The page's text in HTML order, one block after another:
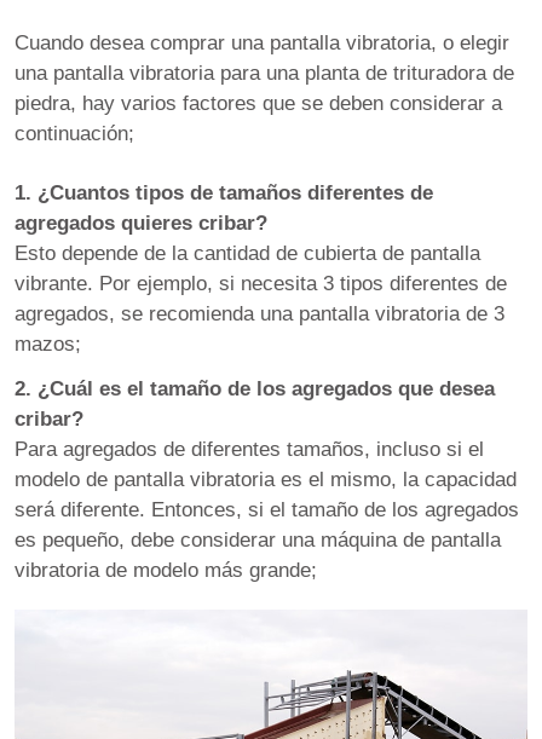
Cuando desea comprar una pantalla vibratoria, o elegir
una pantalla vibratoria para una planta de trituradora de
piedra, hay varios factores que se deben considerar a
continuación;
1. ¿Cuantos tipos de tamaños diferentes de
agregados quieres cribar?
Esto depende de la cantidad de cubierta de pantalla
vibrante. Por ejemplo, si necesita 3 tipos diferentes de
agregados, se recomienda una pantalla vibratoria de 3
mazos;
2. ¿Cuál es el tamaño de los agregados que desea
cribar?
Para agregados de diferentes tamaños, incluso si el
modelo de pantalla vibratoria es el mismo, la capacidad
será diferente. Entonces, si el tamaño de los agregados
es pequeño, debe considerar una máquina de pantalla
vibratoria de modelo más grande;